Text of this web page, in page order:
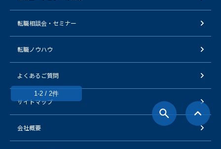
1-2 / 2件
転職相談会・セミナー
転職ノウハウ
よくあるご質問
サイトマップ
会社概要